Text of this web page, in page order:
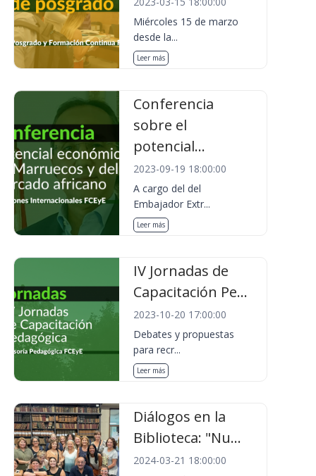
Miércoles 15 de marzo
desde la...
Leer más
Conferencia
sobre el
potencial...
2023-09-19 18:00:00
A cargo del del
Embajador Extr...
Leer más
IV Jornadas de
Capacitación Pe...
2023-10-20 17:00:00
Debates y propuestas
para recr...
Leer más
Diálogos en la
Biblioteca: "Nu...
2024-03-21 18:00:00